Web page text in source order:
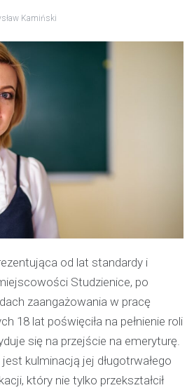
Kamiński
od lat standardy i
Studzienice, po
zaangażowania w pracę
18 lat poświęciła na pełnienie roli
się na przejście na emeryturę.
kulminacją jej długotrwałego
który nie tylko przekształcił